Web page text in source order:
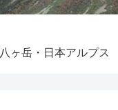
八ヶ岳・日本アルプス